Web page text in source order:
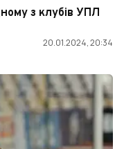
з клубів УПЛ
20.01.2024, 20:34